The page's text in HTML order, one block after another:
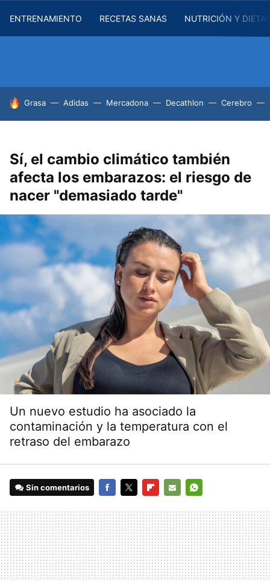
ENTRENAMIENTO RECETAS SANAS NUTRICIÓN Y
HOY SE HABLA DE
Grasa Adidas Mercadona Decathlon Cerebro
Sí, el cambio climático también
afecta los embarazos: el riesgo de
nacer "demasiado tarde"
Un nuevo estudio ha asociado la
contaminación y la temperatura con el
retraso del embarazo
Sin comentarios
MAIL